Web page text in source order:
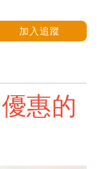
加入追蹤
惠的